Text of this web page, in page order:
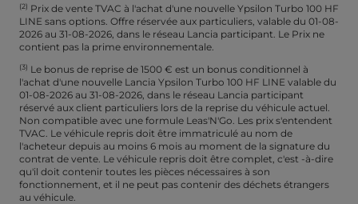
(2) Prix de vente TVAC à l'achat d'une nouvelle Ypsilon Turbo 100 HF
LINE sans options. Offre réservée aux particuliers, valable du 01-08-
2026 au 31-08-2026, dans le réseau Lancia participant. Le Prix ne
contient pas la prime environnementale.
(3) Le bonus de reprise de 1500 € est un bonus conditionnel à
l'achat d'une nouvelle Lancia Ypsilon Turbo 100 HF LINE valable du
01-08-2026 au 31-08-2026, dans le réseau Lancia participant
réservé aux client particuliers lors de la reprise du véhicule actuel.
Non compatible avec une formule Leas'N'Go. Les prix s'entendent
TVAC. Le véhicule repris doit être immatriculé au nom de
l'acheteur depuis au moins 6 mois au moment de la signature du
contrat de vente. Le véhicule repris doit être complet, c'est -à-dire
qu'il doit contenir toutes les pièces nécessaires à son
fonctionnement, et il ne peut pas contenir des déchets étrangers
au véhicule.